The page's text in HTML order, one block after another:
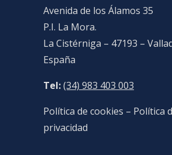
Avenida de los Álamos 35
P.I. La Mora.
La Cistérniga – 47193 –
España
Tel:(34) 983 403 003
Política de cookies – Política
privacidad